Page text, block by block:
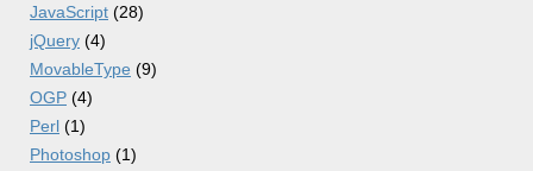
JavaScript (28)
jQuery (4)
MovableType (9)
OGP (4)
Perl (1)
Photoshop (1)